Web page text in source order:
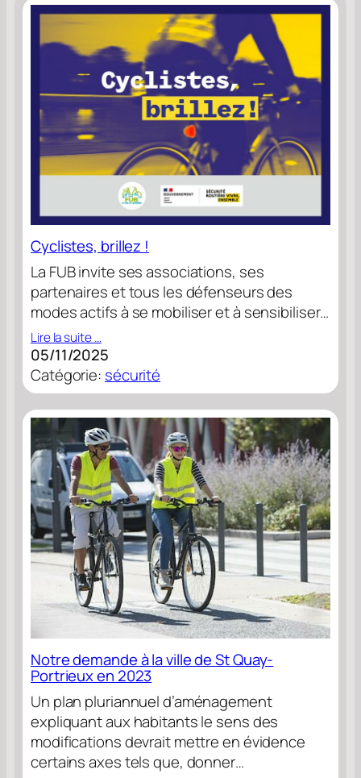
Cyclistes, brillez !
La FUB invite ses associations, ses
partenaires et tous les défenseurs des
modes actifs à se mobiliser et à sensibiliser…
Lire la suite …
05/11/2025
Catégorie: sécurité
Notre demande à la ville de St Quay-
Portrieux en 2023
Un plan pluriannuel d’aménagement
expliquant aux habitants le sens des
modifications devrait mettre en évidence
certains axes tels que, donner…